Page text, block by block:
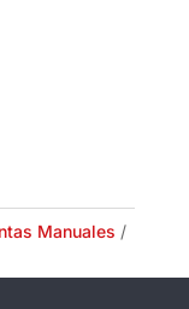
Manuales